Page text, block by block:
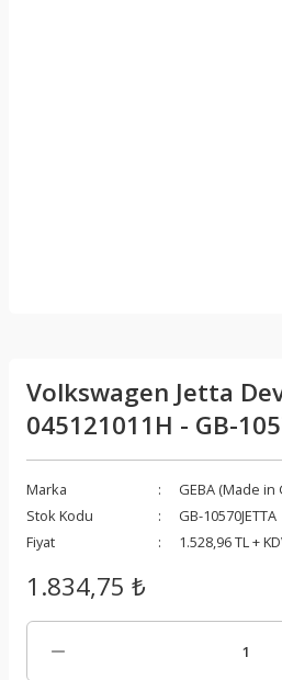
Volkswagen Jetta
045121011H - GB-
Marka
GEBA (Made in
Stok Kodu
GB-10570JETTA
Fiyat
1.528,96 TL +
1.834,75 ₺